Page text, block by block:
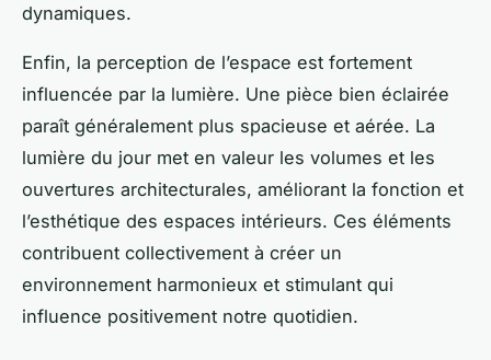
dynamiques.
Enfin, la perception de l’espace est fortement
influencée par la lumière. Une pièce bien éclairée
paraît généralement plus spacieuse et aérée. La
lumière du jour met en valeur les volumes et les
ouvertures architecturales, améliorant la fonction et
l’esthétique des espaces intérieurs. Ces éléments
contribuent collectivement à créer un
environnement harmonieux et stimulant qui
influence positivement notre quotidien.